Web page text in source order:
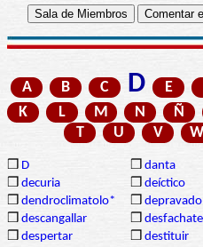
A B C D E
K
L M N Ñ
T
U V W
❒ D ❒ danta
❒ decuria ❒ deíctico
❒ dendroclimatolo* ❒ depravado
❒ descangallar ❒
❒ despertar ❒ destituir